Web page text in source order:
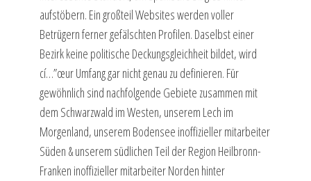
aufstöbern. Ein großteil Websites werden voller
Betrügern ferner gefälschten Profilen. Daselbst einer
Bezirk keine politische Deckungsgleichheit bildet, wird
cí…”œur Umfang gar nicht genau zu definieren. Für
gewöhnlich sind nachfolgende Gebiete zusammen mit
dem Schwarzwald im Westen, unserem Lech im
Morgenland, unserem Bodensee inoffizieller mitarbeiter
Süden & unserem südlichen Teil der Region Heilbronn-
Franken inoffizieller mitarbeiter Norden hinter